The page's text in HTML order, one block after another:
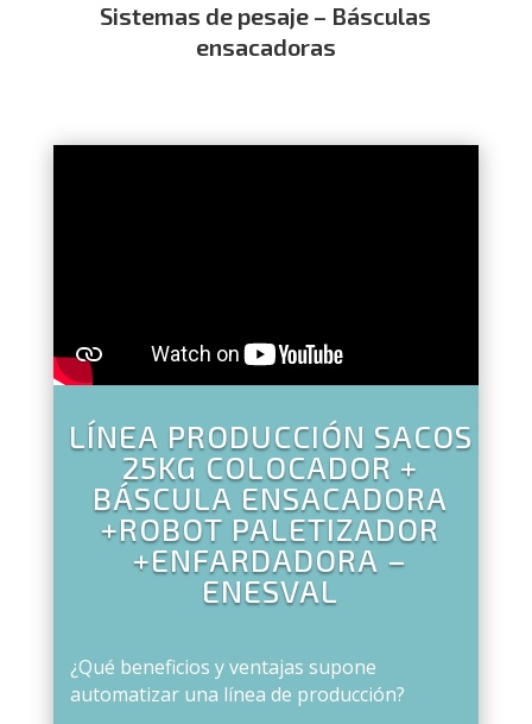
Sistemas de pesaje – Básculas
ensacadoras
LÍNEA PRODUCCIÓN SACOS
25KG COLOCADOR +
BÁSCULA ENSACADORA
+ROBOT PALETIZADOR
+ENFARDADORA –
ENESVAL
¿Qué beneficios y ventajas supone
automatizar una línea de producción?